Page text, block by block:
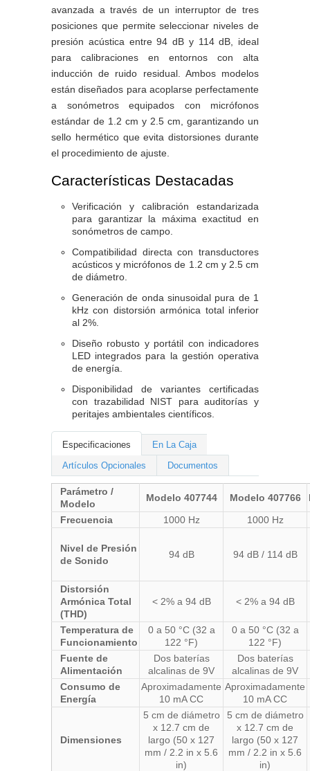
avanzada a través de un interruptor de tres
posiciones que permite seleccionar niveles de
presión acústica entre 94 dB y 114 dB, ideal
para calibraciones en entornos con alta
inducción de ruido residual. Ambos modelos
están diseñados para acoplarse perfectamente
a sonómetros equipados con micrófonos
estándar de 1.2 cm y 2.5 cm, garantizando un
sello hermético que evita distorsiones durante
el procedimiento de ajuste.
Características Destacadas
Verificación y calibración estandarizada
para garantizar la máxima exactitud en
sonómetros de campo.
Compatibilidad directa con transductores
acústicos y micrófonos de 1.2 cm y 2.5 cm
de diámetro.
Generación de onda sinusoidal pura de 1
kHz con distorsión armónica total inferior
al 2%.
Diseño robusto y portátil con indicadores
LED integrados para la gestión operativa
de energía.
Disponibilidad de variantes certificadas
con trazabilidad NIST para auditorías y
peritajes ambientales científicos.
Especificaciones
En La Caja
Artículos Opcionales
Documentos
Parámetro /
Modelo
Modelo 407744 Modelo 407766
Frecuencia
1000 Hz 1000 Hz
Nivel de Presión
de Sonido
94 dB 94 dB / 114 dB
Distorsión
Armónica Total
(THD)
< 2% a 94 dB < 2% a 94 dB
Temperatura de
Funcionamiento
0 a 50 °C (32 a
122 °F)
0 a 50 °C (32 a
122 °F)
Fuente de
Alimentación
Dos baterías
alcalinas de 9V
Dos baterías
alcalinas de 9V
Consumo de
Energía
Aproximadamente
10 mA CC
Aproximadamente
10 mA CC
Dimensiones
5 cm de diámetro
x 12.7 cm de
largo (50 x 127
mm / 2.2 in x 5.6
in)
5 cm de diámetro
x 12.7 cm de
largo (50 x 127
mm / 2.2 in x 5.6
in)